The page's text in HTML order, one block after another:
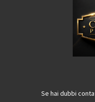
Se hai dubbi